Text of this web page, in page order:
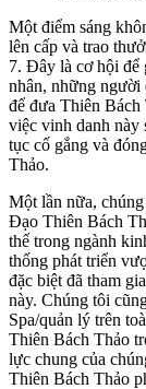
Một điểm sáng
lên cấp và trao
7. Đây là cơ hội để
nhân, những người
để đưa Thiên Bách
việc vinh danh này
tục cố gắng và
Thảo.
Một lần nữa,
Đạo Thiên Bách
thế trong ngành
thống phát triển
đặc biệt đã tham
này. Chúng tôi
Spa/quản lý trên
Thiên Bách Thảo
lực chung của
Thiên Bách Thảo